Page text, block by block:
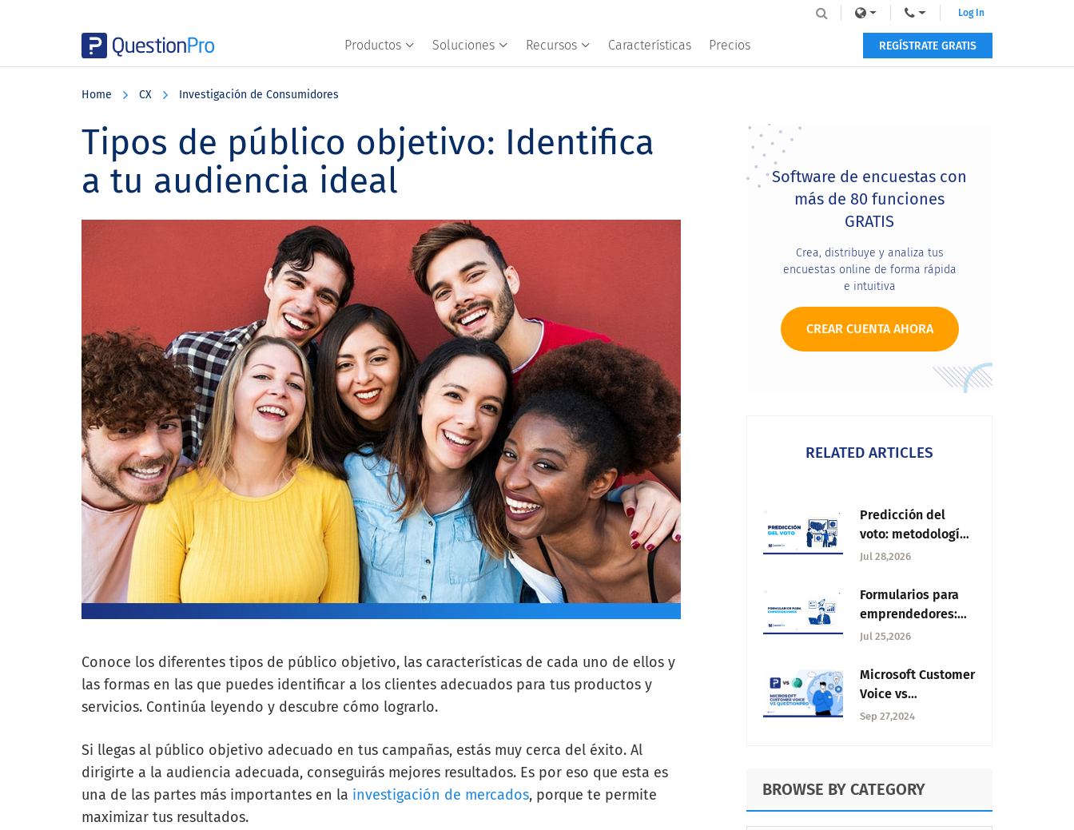
Productos Soluciones Recursos Características Precios
Log In
REGÍSTRATE GRATIS
Home CX Investigación de Consumidores
Tipos de público objetivo: Identifica
a tu audiencia ideal
Conoce los diferentes tipos de público objetivo, las características de cada uno de ellos y
las formas en las que puedes identificar a los clientes adecuados para tus productos y
servicios. Continúa leyendo y descubre cómo lograrlo.
Si llegas al público objetivo adecuado en tus campañas, estás muy cerca del éxito. Al
dirigirte a la audiencia adecuada, conseguirás mejores resultados. Es por eso que esta es
una de las partes más importantes en la investigación de mercados, porque te permite
maximizar tus resultados.
Primary
Sidebar
Software de encuestas con
más de 80 funciones
GRATIS
Crea, distribuye y analiza tus
encuestas online de forma rápida
e intuitiva
CREAR CUENTA AHORA
RELATED ARTICLES
Predicción del
voto: metodología,
herramientas y
Jul 28,2026
Formularios para
emprendedores:
cómo validar tu
con datos reales
Jul 25,2026
Microsoft Customer
Voice vs
QuestionPro:
características
Sep 27,2024
BROWSE BY CATEGORY